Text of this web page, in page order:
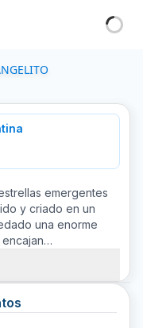
emergentes
y criado en un
una enorme
contagiosos. Con
logrado atraer a
mundo. Ticketón te
la magia de